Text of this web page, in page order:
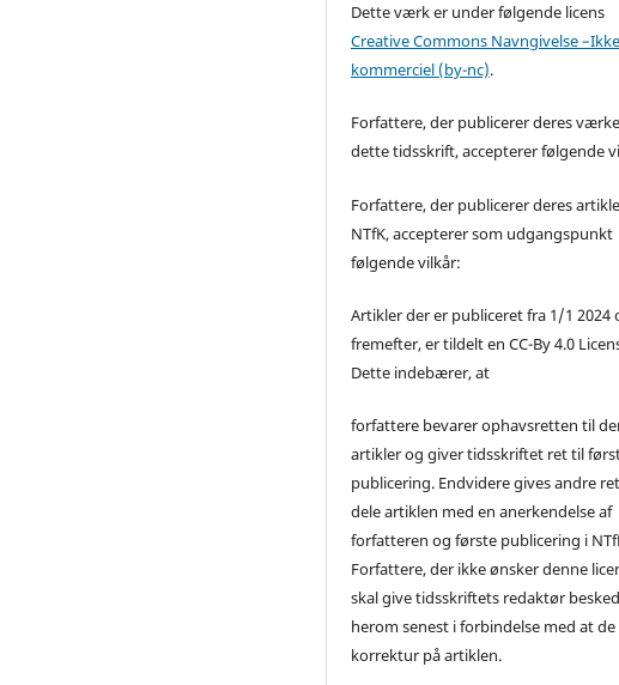
Dette værk er under følgende licens
Creative Commons Navngivelse
kommerciel (by-nc).
Forfattere, der publicerer deres
dette tidsskrift, accepterer følgende
Forfattere, der publicerer deres
NTfK, accepterer som udgangspunkt
følgende vilkår:
Artikler der er publiceret fra 1/1 2024
fremefter, er tildelt en CC-By 4.0
Dette indebærer, at
forfattere bevarer ophavsretten til
artikler og giver tidsskriftet ret til
publicering. Endvidere gives andre
dele artiklen med en anerkendelse af
forfatteren og første publicering i
Forfattere, der ikke ønsker denne
skal give tidsskriftets redaktør besked
herom senest i forbindelse med at
korrektur på artiklen.